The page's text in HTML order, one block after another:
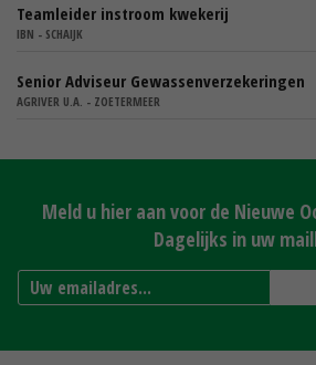
Teamleider instroom kwekerij
IBN - SCHAIJK
Senior Adviseur Gewassenverzekeringen
AGRIVER U.A. - ZOETERMEER
Meld u hier aan voor de Nieuwe
Dagelijks in uw